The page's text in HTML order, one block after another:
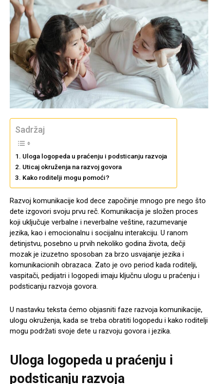
Sadržaj
Uloga logopeda u praćenju i podsticanju razvoja
Uticaj okruženja na razvoj govora
Kako roditelji mogu pomoći?
Razvoj komunikacije kod dece započinje mnogo pre nego što
dete izgovori svoju prvu reč. Komunikacija je složen proces
koji uključuje verbalne i neverbalne veštine, razumevanje
jezika, kao i emocionalnu i socijalnu interakciju. U ranom
detinjstvu, posebno u prvih nekoliko godina života, dečji
mozak je izuzetno sposoban za brzo usvajanje jezika i
komunikacionih obrazaca. Zato je ovo period kada roditelji,
vaspitači, pedijatri i logopedi imaju ključnu ulogu u praćenju i
podsticanju razvoja govora.
U nastavku teksta ćemo objasniti faze razvoja komunikacije,
ulogu okruženja, kada se treba obratiti logopedu i kako roditelji
mogu podržati svoje dete u razvoju govora i jezika.
Uloga logopeda u praćenju i
podsticanju razvoja